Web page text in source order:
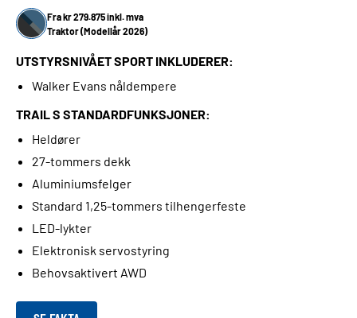
Fra kr 279.875 inkl. mva
Traktor (Modellår 2026)
UTSTYRSNIVÅET SPORT INKLUDERER:
Walker Evans nåldempere
TRAIL S STANDARDFUNKSJONER:
Heldører
27-tommers dekk
Aluminiumsfelger
Standard 1,25-tommers tilhengerfeste
LED-lykter
Elektronisk servostyring
Behovsaktivert AWD